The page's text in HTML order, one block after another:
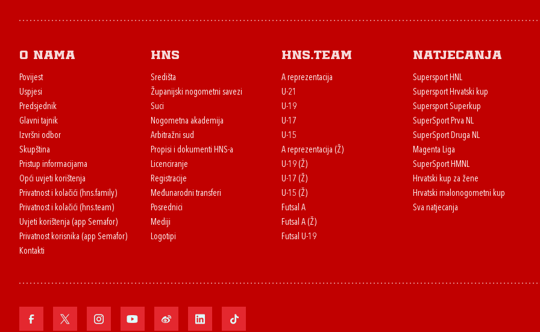
O nama
Povijest
Uspjesi
Predsjednik
Glavni tajnik
Izvršni odbor
Skupština
Pristup informacijama
Opći uvjeti korištenja
Privatnost i kolačići (hns.family)
Privatnost i kolačići (hns.team)
Uvjeti korištenja (app Semafor)
Privatnost korisnika (app Semafor)
Kontakti
HNS
Središta
Županijski nogometni savezi
Suci
Nogometna akademija
Arbitražni sud
Propisi i dokumenti HNS-a
Licenciranje
Registracije
Međunarodni transferi
Posrednici
Mediji
Logotipi
HNS.team
A reprezentacija
U-21
U-19
U-17
U-15
A reprezentacija (Ž)
U-19 (Ž)
U-17 (Ž)
U-15 (Ž)
Futsal A
Futsal A (Ž)
Futsal U-19
Natjecanja
Supersport HNL
Supersport Hrvatski kup
Supersport Superkup
SuperSport Prva NL
SuperSport Druga NL
Magenta Liga
SuperSport HMNL
Hrvatski kup za žene
Hrvatski malonogometni kup
Sva natjecanja